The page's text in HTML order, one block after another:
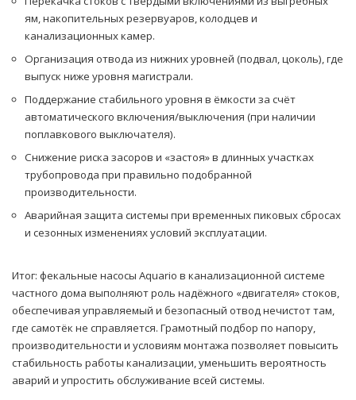
ям, накопительных резервуаров, колодцев и
канализационных камер.
Организация отвода из нижних уровней (подвал, цоколь), где
выпуск ниже уровня магистрали.
Поддержание стабильного уровня в ёмкости за счёт
автоматического включения/выключения (при наличии
поплавкового выключателя).
Снижение риска засоров и «застоя» в длинных участках
трубопровода при правильно подобранной
производительности.
Аварийная защита системы при временных пиковых сбросах
и сезонных изменениях условий эксплуатации.
Итог: фекальные насосы Aquario в канализационной системе
частного дома выполняют роль надёжного «двигателя» стоков,
обеспечивая управляемый и безопасный отвод нечистот там,
где самотёк не справляется. Грамотный подбор по напору,
производительности и условиям монтажа позволяет повысить
стабильность работы канализации, уменьшить вероятность
аварий и упростить обслуживание всей системы.